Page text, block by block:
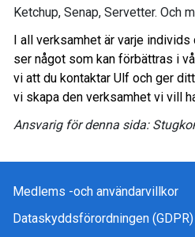
Ketchup, Senap, Servetter. Och
I all verksamhet är varje
ser något som kan förbättras i
vi att du kontaktar Ulf och ger
vi skapa den verksamhet vi vill
Ansvarig för denna sida:
Medlems -och användarvillkor
Dataskyddsförordningen (GDPR)